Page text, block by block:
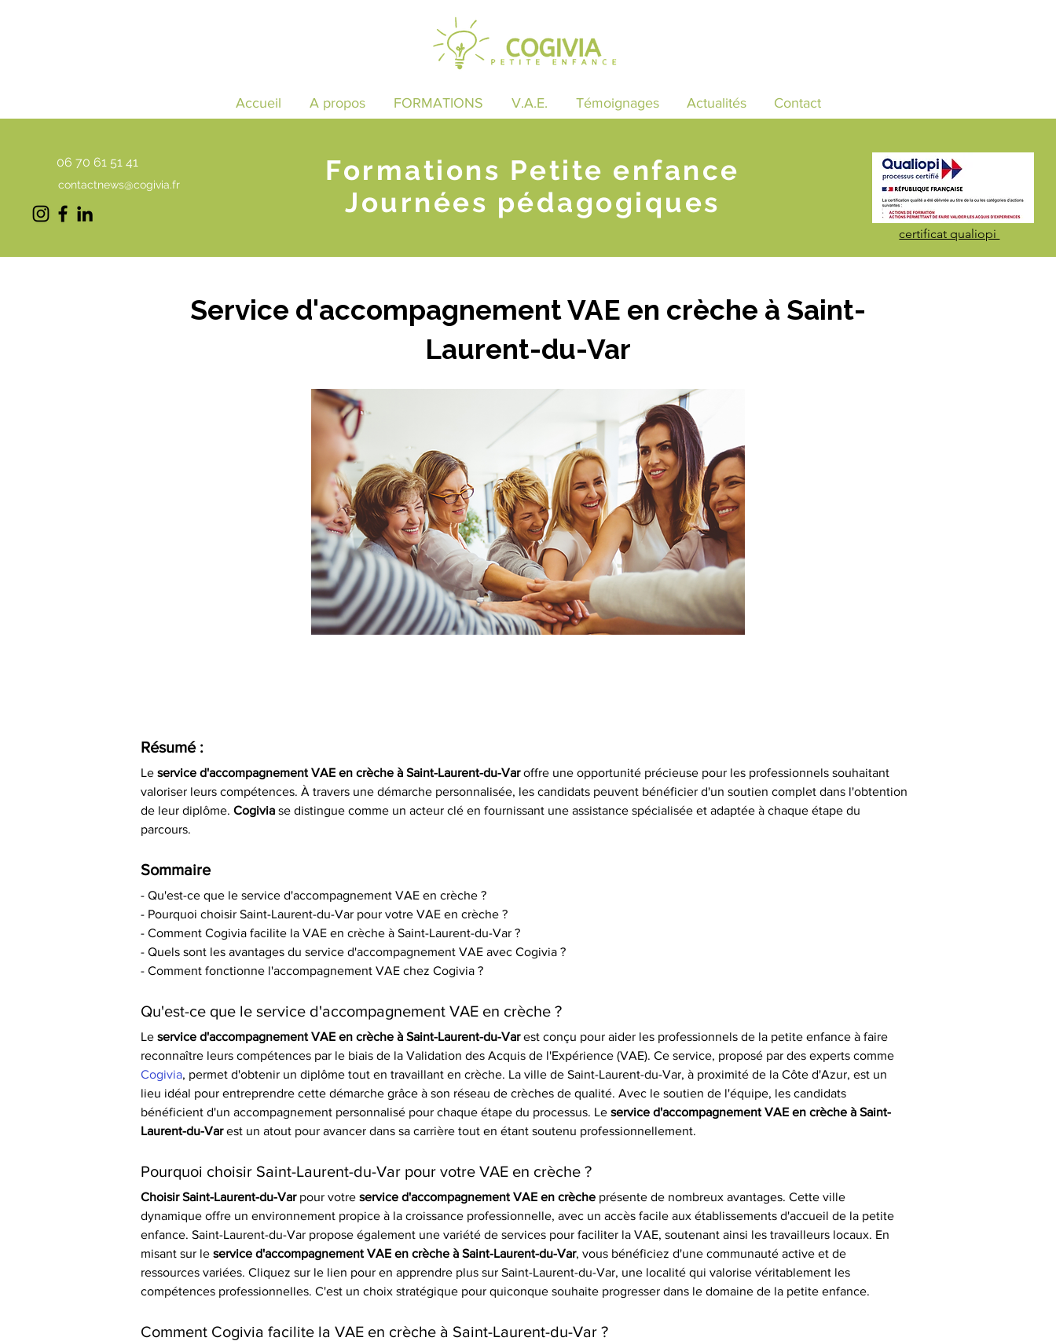
Accueil A propos FORMATIONS V.A.E. Témoignages Actualités Contact
06 70 61 51 41
contactnews@cogivia.fr
Formations Petite enfance
Journées pédagogiques
certificat qualiopi
Service d'accompagnement VAE en crèche à Saint-
Laurent-du-Var
Résumé :
Le service d'accompagnement VAE en crèche à Saint-Laurent-du-Var offre une opportunité précieuse pour les professionnels souhaitant
valoriser leurs compétences. À travers une démarche personnalisée, les candidats peuvent bénéficier d'un soutien complet dans l'obtention
de leur diplôme. Cogivia se distingue comme un acteur clé en fournissant une assistance spécialisée et adaptée à chaque étape du
parcours.
Sommaire
- Qu'est-ce que le service d'accompagnement VAE en crèche ?
- Pourquoi choisir Saint-Laurent-du-Var pour votre VAE en crèche ?
- Comment Cogivia facilite la VAE en crèche à Saint-Laurent-du-Var ?
- Quels sont les avantages du service d'accompagnement VAE avec Cogivia ?
- Comment fonctionne l'accompagnement VAE chez Cogivia ?
Qu'est-ce que le service d'accompagnement VAE en crèche ?
Le service d'accompagnement VAE en crèche à Saint-Laurent-du-Var est conçu pour aider les professionnels de la petite enfance à faire
reconnaître leurs compétences par le biais de la Validation des Acquis de l'Expérience (VAE). Ce service, proposé par des experts comme
Cogivia, permet d'obtenir un diplôme tout en travaillant en crèche. La ville de Saint-Laurent-du-Var, à proximité de la Côte d'Azur, est un
lieu idéal pour entreprendre cette démarche grâce à son réseau de crèches de qualité. Avec le soutien de l'équipe, les candidats
bénéficient d'un accompagnement personnalisé pour chaque étape du processus. Le service d'accompagnement VAE en crèche à Saint-
Laurent-du-Var est un atout pour avancer dans sa carrière tout en étant soutenu professionnellement.
Pourquoi choisir Saint-Laurent-du-Var pour votre VAE en crèche ?
Choisir Saint-Laurent-du-Var pour votre service d'accompagnement VAE en crèche présente de nombreux avantages. Cette ville
dynamique offre un environnement propice à la croissance professionnelle, avec un accès facile aux établissements d'accueil de la petite
enfance. Saint-Laurent-du-Var propose également une variété de services pour faciliter la VAE, soutenant ainsi les travailleurs locaux. En
misant sur le service d'accompagnement VAE en crèche à Saint-Laurent-du-Var, vous bénéficiez d'une communauté active et de
ressources variées. Cliquez sur le lien pour en apprendre plus sur Saint-Laurent-du-Var, une localité qui valorise véritablement les
compétences professionnelles. C'est un choix stratégique pour quiconque souhaite progresser dans le domaine de la petite enfance.
Comment Cogivia facilite la VAE en crèche à Saint-Laurent-du-Var ?